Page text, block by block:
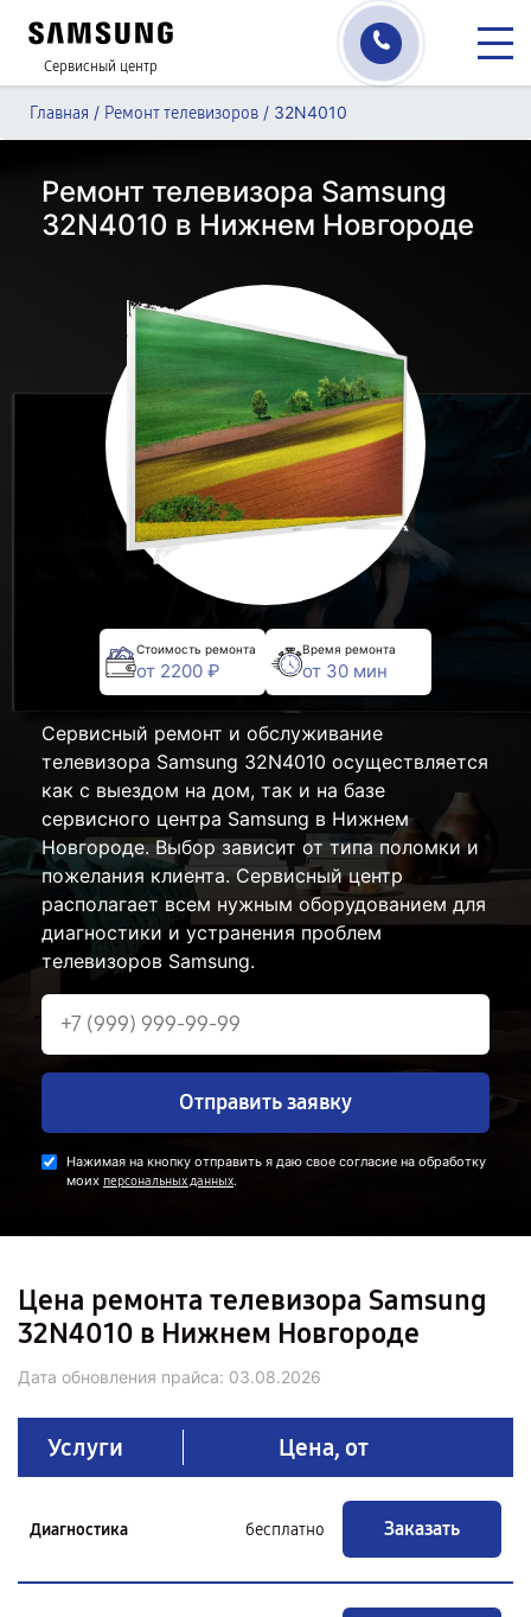
Сервисный центр
Главная / Ремонт телевизоров / 32N4010
Ремонт телевизора Samsung
32N4010 в Нижнем Новгороде
Стоимость ремонта
от 2200 ₽
Время ремонта
от 30 мин
Сервисный ремонт и обслуживание
телевизора Samsung 32N4010 осуществляется
как с выездом на дом, так и на базе
сервисного центра Samsung в Нижнем
Новгороде. Выбор зависит от типа поломки и
пожелания клиента. Сервисный центр
располагает всем нужным оборудованием для
диагностики и устранения проблем
телевизоров Samsung.
Отправить заявку
Нажимая на кнопку отправить я даю свое согласие на обработку
моих персональных данных.
Цена ремонта телевизора Samsung
32N4010 в Нижнем Новгороде
Дата обновления прайса: 03.08.2026
Услуги Цена, от
Диагностика бесплатно Заказать